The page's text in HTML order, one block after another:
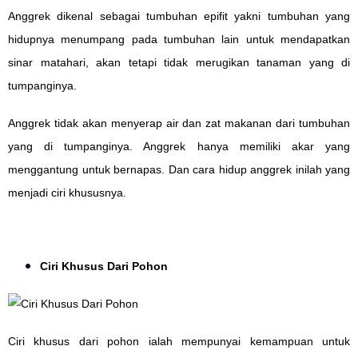
Anggrek dikenal sebagai tumbuhan epifit yakni tumbuhan yang
hidupnya menumpang pada tumbuhan lain untuk mendapatkan
sinar matahari, akan tetapi tidak merugikan tanaman yang di
tumpanginya.
Anggrek tidak akan menyerap air dan zat makanan dari tumbuhan
yang di tumpanginya. Anggrek hanya memiliki akar yang
menggantung untuk bernapas. Dan cara hidup anggrek inilah yang
menjadi ciri khususnya.
Ciri Khusus Dari Pohon
Ciri khusus dari pohon ialah mempunyai kemampuan untuk